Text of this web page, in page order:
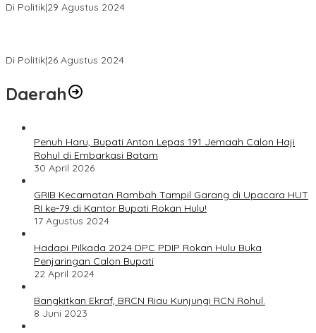
Di Politik|29 Agustus 2024
Di Politik|26 Agustus 2024
Daerah
Penuh Haru, Bupati Anton Lepas 191 Jemaah Calon Haji
Rohul di Embarkasi Batam
30 April 2026
GRIB Kecamatan Rambah Tampil Garang di Upacara HUT
RI ke-79 di Kantor Bupati Rokan Hulu!
17 Agustus 2024
Hadapi Pilkada 2024 DPC PDIP Rokan Hulu Buka
Penjaringan Calon Bupati
22 April 2024
Bangkitkan Ekraf, BRCN Riau Kunjungi RCN Rohul.
8 Juni 2023